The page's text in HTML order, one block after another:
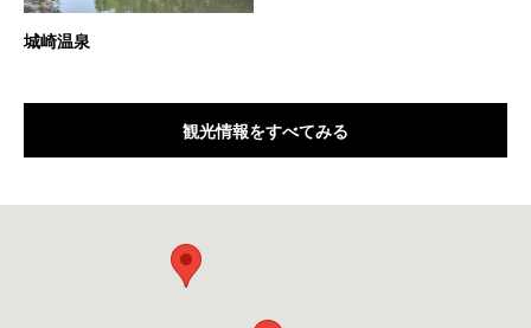
城崎温泉
観光情報をすべてみる